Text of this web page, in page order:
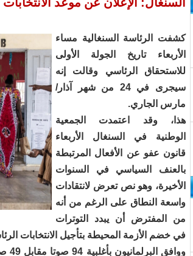
كشفت الرئاسة السنغالية مساء
الأربعاء تاريخ الجولة الأولى
للاستحقاق الرئاسي وقالت إنه
سيجرى في 24 من شهر آذار/
مارس الجاري.
هذا، وقد اعتمدت الجمعية
الوطنية في السنغال الأربعاء
قانون عفو عن الأفعال المرتبطة
بالعنف السياسي في السنوات
الأخيرة، وهو نص تعرض لانتقادات
واسعة النطاق على الرغم من أنه
من المفترض أن يبدد التوترات
في خضم الأزمة المحيطة بتأجيل الانتخابات